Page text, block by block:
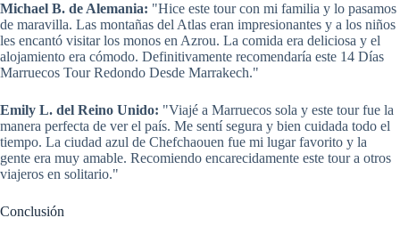
Michael B. de Alemania: "Hice este tour con mi familia y lo pasamos
de maravilla. Las montañas del Atlas eran impresionantes y a los niños
les encantó visitar los monos en Azrou. La comida era deliciosa y el
alojamiento era cómodo. Definitivamente recomendaría este 14 Días
Marruecos Tour Redondo Desde Marrakech."
Emily L. del Reino Unido: "Viajé a Marruecos sola y este tour fue la
manera perfecta de ver el país. Me sentí segura y bien cuidada todo el
tiempo. La ciudad azul de Chefchaouen fue mi lugar favorito y la
gente era muy amable. Recomiendo encarecidamente este tour a otros
viajeros en solitario."
Conclusión